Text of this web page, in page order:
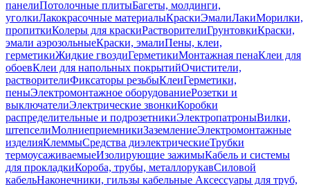
панелиПотолочные плитыБагеты, молдинги,
уголкиЛакокрасочные материалыКраскиЭмалиЛакиМорилки,
пропиткиКолеры для краскиРастворителиГрунтовкиКраски,
эмали аэрозольныеКраски, эмалиПены, клеи,
герметикиЖидкие гвоздиГерметикиМонтажная пенаКлеи для
обоевКлеи для напольных покрытийОчистители,
растворителиФиксаторы резьбыКлеиГерметики,
пеныЭлектромонтажное оборудованиеРозетки и
выключателиЭлектрические звонкиКоробки
распределительные и подрозетникиЭлектропатроныВилки,
штепселиМолниеприемникиЗаземлениеЭлектромонтажные
изделияКлеммыСредства диэлектрическиеТрубки
термоусаживаемыеИзолирующие зажимыКабель и системы
для прокладкиКороба, трубы, металлорукавСиловой
кабельНаконечники, гильзы кабельные Аксессуары для труб,